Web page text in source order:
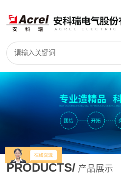
PRODUCTS/ 产品展示